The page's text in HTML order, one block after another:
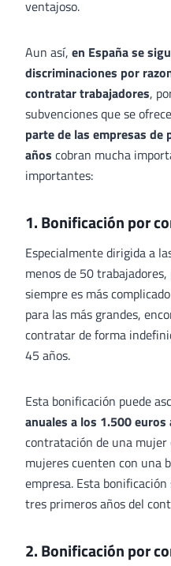
ventajoso.
Aun así, en España se
discriminaciones por
contratar trabajadores,
subvenciones que se
parte de las empresas de
años cobran mucha
importantes:
1. Bonificación por
Especialmente dirigida a
menos de 50
siempre es más
para las más grandes,
contratar de forma
45 años.
Esta bonificación puede
anuales a los 1.500 euros
contratación de una
mujeres cuenten con una
empresa. Esta
tres primeros años del
2. Bonificación por